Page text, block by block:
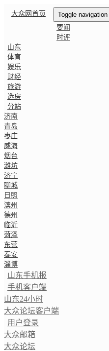
Toggle navigation
大众网首页
要闻
时评
山东
体育
娱乐
财经
旅游
选房
分站
济南
青岛
枣庄
威海
烟台
潍坊
济宁
聊城
日照
滨州
德州
临沂
菏泽
东营
泰安
淄博
山东手机报
手机客户端
山东24小时
大众论坛客户端
用户登录
大众邮箱
大众论坛